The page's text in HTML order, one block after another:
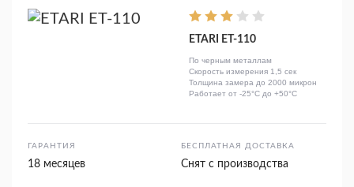
ETARI ET-110
По черным металлам
Скорость измерения 1,5 сек
Толщина замера до 2000 микрон
Работает от -25°C до +50°C
ГАРАНТИЯ
18 месяцев
БЕСПЛАТНАЯ ДОСТАВКА
Снят с производства